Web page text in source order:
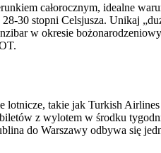
całorocznym, idealne
30 stopni Celsjusza. Unikaj
w okresie
takie jak Turkish
z wylotem w środku
do Warszawy odbywa się